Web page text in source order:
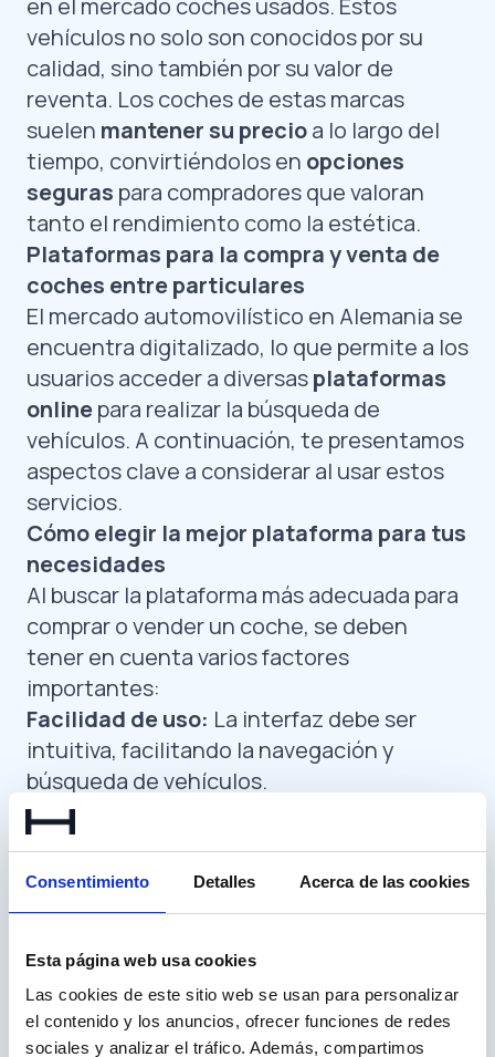
Consentimiento Detalles Acerca de las cookies
Esta página web usa cookies
Las cookies de este sitio web se usan para personalizar
el contenido y los anuncios, ofrecer funciones de redes
sociales y analizar el tráfico. Además, compartimos
vehículos no solo son conocidos por su
calidad, sino también por su valor de
reventa. Los coches de estas marcas
suelen mantener su precioa lo largo del
tiempo, convirtiéndolos en opciones
seguras para compradores que valoran
tanto el rendimiento como la estética.
Plataformas para la compra y venta de
coches entre particulares
El mercado automovilístico en Alemania se
encuentra digitalizado, lo que permite a los
usuarios acceder a diversasplataformas
onlinepara realizar la búsqueda de
vehículos. A continuación, te presentamos
aspectos clave a considerar al usar estos
servicios.
Cómo elegir la mejor plataforma para tus
necesidades
Al buscar la plataforma más adecuada para
comprar o vender un coche, se deben
tener en cuenta varios factores
importantes:
Facilidad de uso: La interfaz debe ser
intuitiva, facilitando la navegación y
búsqueda de vehículos.
Variedad de anuncios:
opciones se ofrezcan, mayores serán las
posibilidades de encontrar el vehículo
deseado.
permiten afinar la búsqueda según precio,
marca o modelo son esenciales.
Opiniones de otros usuarios:Consultar